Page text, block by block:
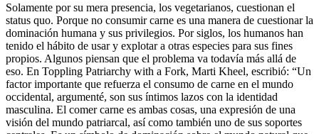
Solamente por su mera presencia, los vegetarianos, cuestionan el
status quo. Porque no consumir carne es una manera de cuestionar la
dominación humana y sus privilegios. Por siglos, los humanos han
tenido el hábito de usar y explotar a otras especies para sus fines
propios. Algunos piensan que el problema va todavía más allá de
eso. En Toppling Patriarchy with a Fork, Marti Kheel, escribió: “Un
factor importante que refuerza el consumo de carne en el mundo
occidental, argumenté, son sus íntimos lazos con la identidad
masculina. El comer carne es ambas cosas, una expresión de una
visión del mundo patriarcal, así como también uno de sus soportes